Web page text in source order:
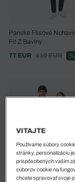
Pánske Flísové
Fit Z Bavlny
77 EUR
110 EUR %
VITAJTE
Používame súbory
stránky, personalizáciu
prispôsobených vašim
súborov cookie na
chcete spravovať svoje